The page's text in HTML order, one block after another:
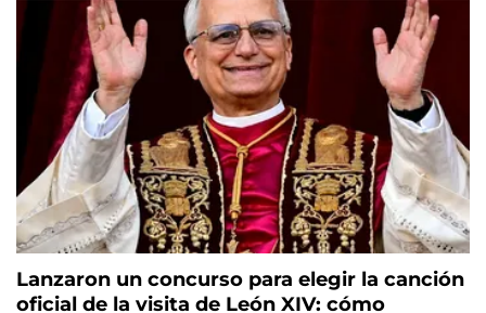
Lanzaron un concurso para elegir la canción
oficial de la visita de León XIV: cómo